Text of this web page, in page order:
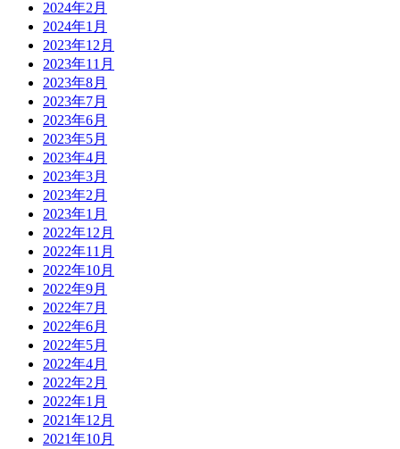
2024年2月
2024年1月
2023年12月
2023年11月
2023年8月
2023年7月
2023年6月
2023年5月
2023年4月
2023年3月
2023年2月
2023年1月
2022年12月
2022年11月
2022年10月
2022年9月
2022年7月
2022年6月
2022年5月
2022年4月
2022年2月
2022年1月
2021年12月
2021年10月